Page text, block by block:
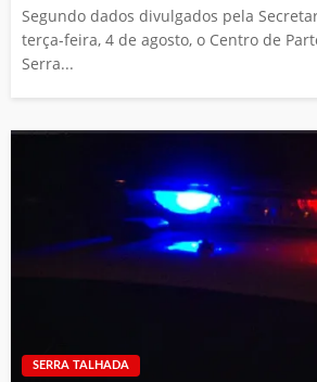
Segundo dados divulgados pela
terça-feira, 4 de agosto, o Centro de
Serra...
SERRA TALHADA